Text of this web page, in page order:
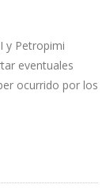
y Petropimi
eventuales
ocurrido por los